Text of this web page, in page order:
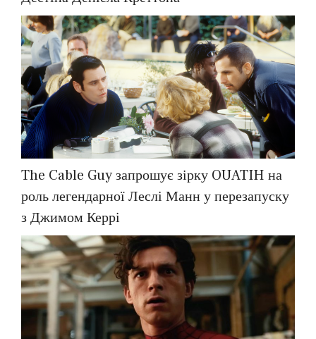
The Cable Guy запрошує зірку OUATIH на
роль легендарної Леслі Манн у перезапуску
з Джимом Керрі